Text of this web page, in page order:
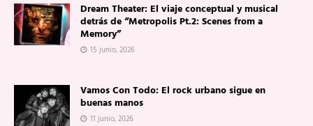
Dream Theater: El viaje conceptual y musical
detrás de “Metropolis Pt.2: Scenes from a
Memory”
15 junio, 2026
Vamos Con Todo: El rock urbano sigue en
buenas manos
11 junio, 2026